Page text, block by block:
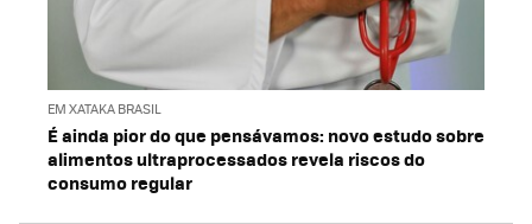
EM XATAKA BRASIL
É ainda pior do que pensávamos: novo estudo sobre
alimentos ultraprocessados revela riscos do
consumo regular